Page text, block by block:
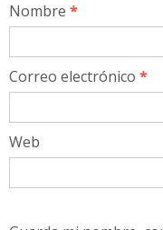
Nombre *
Correo electrónico *
Web